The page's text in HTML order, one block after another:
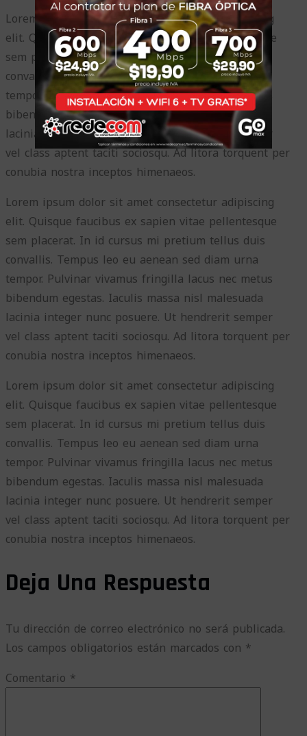
Lorem ipsum dolor sit amet consectetur adipiscing
elit. Quisque faucibus ex sapien vitae pellentesque
sem placerat. In id cursus mi pretium tellus duis
convallis. Tempus leo eu aenean sed diam urna
tempor. Pulvinar vivamus fringilla lacus nec metus
bibendum egestas. Iaculis massa nisl malesuada
lacinia integer nunc posuere. Ut hendrerit semper
vel class aptent taciti sociosqu. Ad litora torquent per
conubia nostra inceptos himenaeos.
Lorem ipsum dolor sit amet consectetur adipiscing
elit. Quisque faucibus ex sapien vitae pellentesque
sem placerat. In id cursus mi pretium tellus duis
convallis. Tempus leo eu aenean sed diam urna
tempor. Pulvinar vivamus fringilla lacus nec metus
bibendum egestas. Iaculis massa nisl malesuada
lacinia integer nunc posuere. Ut hendrerit semper
vel class aptent taciti sociosqu. Ad litora torquent per
conubia nostra inceptos himenaeos.
Lorem ipsum dolor sit amet consectetur adipiscing
elit. Quisque faucibus ex sapien vitae pellentesque
sem placerat. In id cursus mi pretium tellus duis
convallis. Tempus leo eu aenean sed diam urna
tempor. Pulvinar vivamus fringilla lacus nec metus
bibendum egestas. Iaculis massa nisl malesuada
lacinia integer nunc posuere. Ut hendrerit semper
vel class aptent taciti sociosqu. Ad litora torquent per
conubia nostra inceptos himenaeos.
Deja Una Respuesta
Tu dirección de correo electrónico no será publicada.
Los campos obligatorios están marcados con *
Comentario *